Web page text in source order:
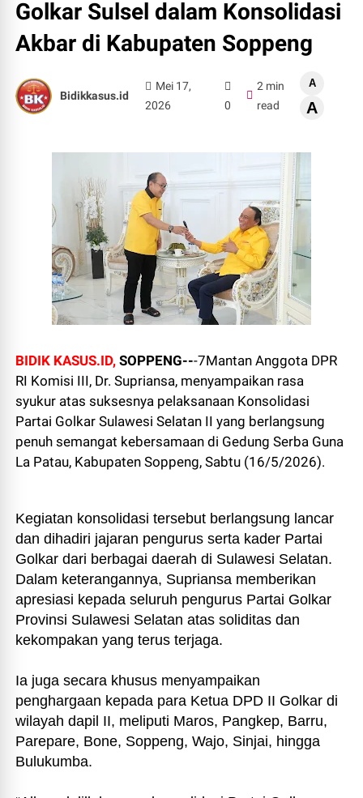
Golkar Sulsel dalam Konsolidasi
Akbar di Kabupaten Soppeng
Bidikkasus.id
Mei 17,
2026
0
2 min
read
A
A
BIDIK KASUS.ID,SOPPENG---7Mantan Anggota DPR
RI Komisi III, Dr. Supriansa, menyampaikan rasa
syukur atas suksesnya pelaksanaan Konsolidasi
Partai Golkar Sulawesi Selatan II yang berlangsung
penuh semangat kebersamaan di Gedung Serba Guna
La Patau, Kabupaten Soppeng, Sabtu (16/5/2026).
Kegiatan konsolidasi tersebut berlangsung lancar
dan dihadiri jajaran pengurus serta kader Partai
Golkar dari berbagai daerah di Sulawesi Selatan.
Dalam keterangannya, Supriansa memberikan
apresiasi kepada seluruh pengurus Partai Golkar
Provinsi Sulawesi Selatan atas soliditas dan
kekompakan yang terus terjaga.
Ia juga secara khusus menyampaikan
penghargaan kepada para Ketua DPD II Golkar di
wilayah dapil II, meliputi Maros, Pangkep, Barru,
Parepare, Bone, Soppeng, Wajo, Sinjai, hingga
Bulukumba.